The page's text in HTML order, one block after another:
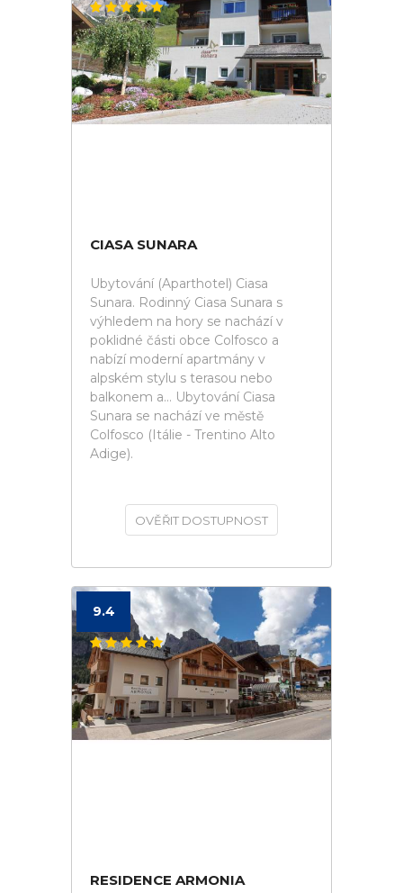
CIASA SUNARA
Ubytování (Aparthotel) Ciasa
Sunara. Rodinný Ciasa Sunara s
výhledem na hory se nachází v
poklidné části obce Colfosco a
nabízí moderní apartmány v
alpském stylu s terasou nebo
balkonem a... Ubytování Ciasa
Sunara se nachází ve městě
Colfosco (Itálie - Trentino Alto
Adige).
OVĚŘIT DOSTUPNOST
9.4
RESIDENCE ARMONIA